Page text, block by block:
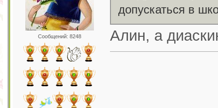
Сообщений: 8248
допускаться в
Алин, а